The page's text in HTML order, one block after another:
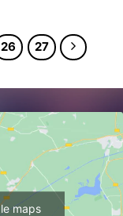
26 27
maps